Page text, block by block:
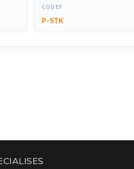
CODEF
P-STK